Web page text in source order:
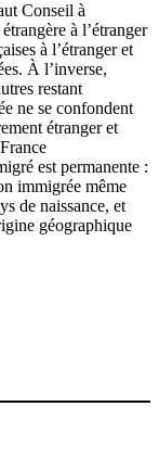
Conseil à
à l’étranger
à l’étranger et
À l’inverse,
restant
ne se confondent
étranger et
est permanente :
immigrée même
de naissance, et
géographique